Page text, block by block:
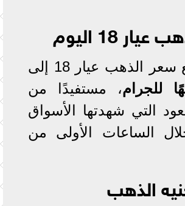
18 اليوم
الذهب عيار 18 إلى
، مستفيدًا من
التي شهدتها الأسواق
الساعات الأولى من
الذهب